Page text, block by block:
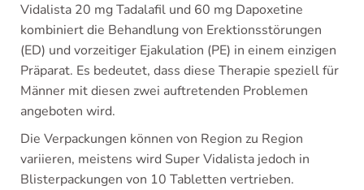
Vidalista 20 mg Tadalafil und 60 mg Dapoxetine
kombiniert die Behandlung von Erektionsstörungen
(ED) und vorzeitiger Ejakulation (PE) in einem einzigen
Präparat. Es bedeutet, dass diese Therapie speziell für
Männer mit diesen zwei auftretenden Problemen
angeboten wird.
Die Verpackungen können von Region zu Region
variieren, meistens wird Super Vidalista jedoch in
Blisterpackungen von 10 Tabletten vertrieben.